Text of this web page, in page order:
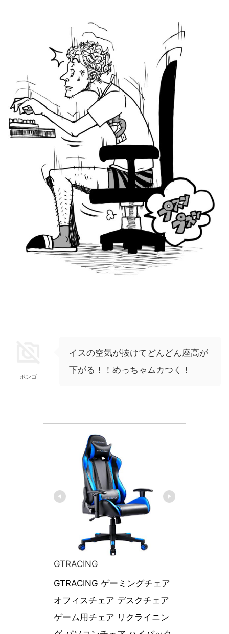
ボンゴ
イスの空気が抜けてどんどん座高が
下がる！！めっちゃムカつく！
GTRACING
GTRACING ゲーミングチェア
オフィスチェア デスクチェア
ゲーム用チェア リクライニン